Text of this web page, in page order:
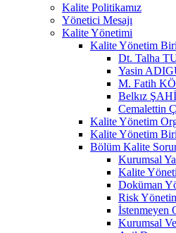
Kalite Politikamız
Yönetici Mesajı
Kalite Yönetimi
Kalite Yönetim
Dt. Talha
Yasin
M. Fatih
Belkız
Cemalettin
Kalite Yönetim
Kalite Yönetim
Bölüm Kalite
Kurumsal
Kalite
Doküman
Risk
İstenmeyen
Kurumsal